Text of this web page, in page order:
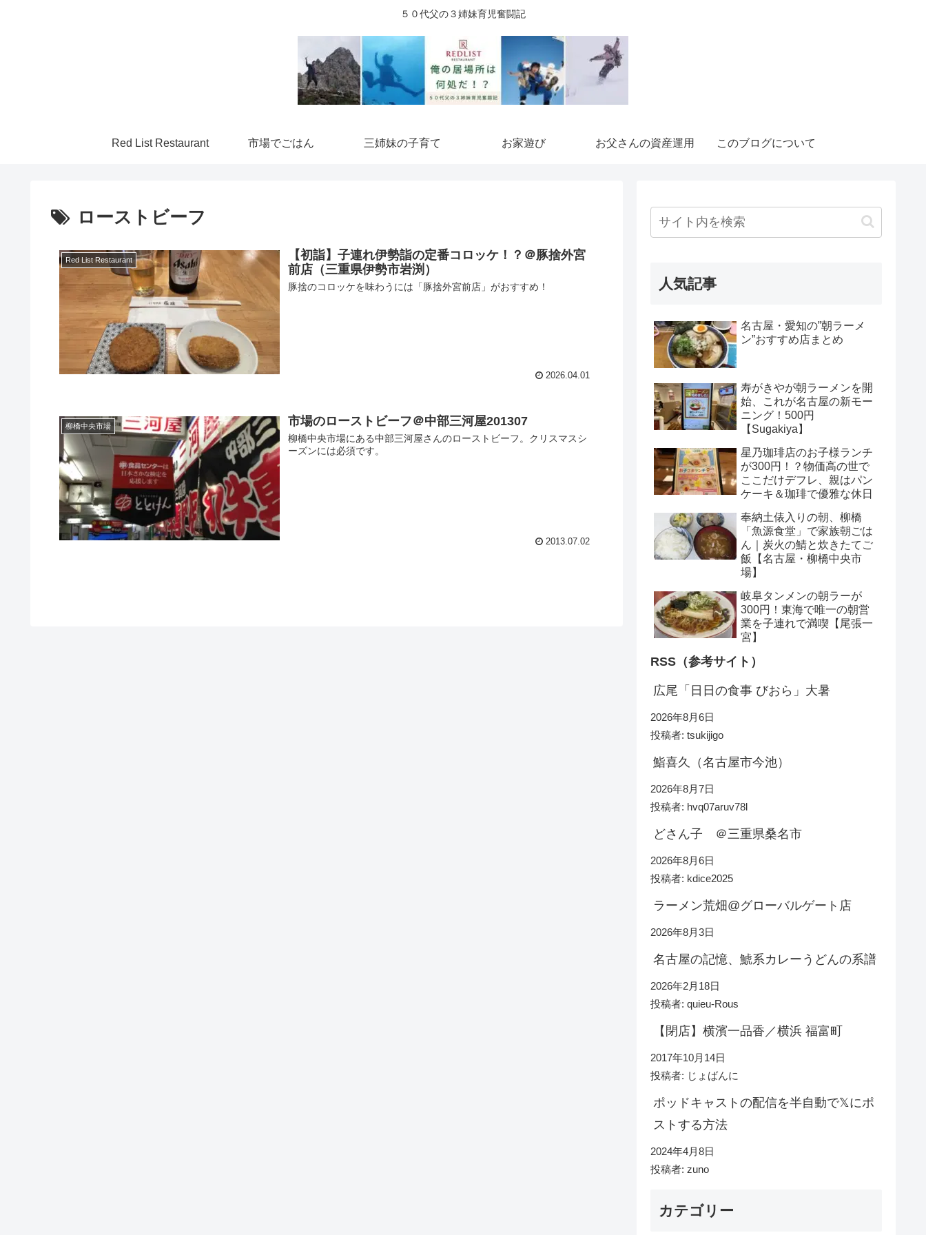
５０代父の３姉妹育児奮闘記
Red List Restaurant 市場でごはん 三姉妹の子育て お家遊び お父さんの資産運用 このブログについて
ローストビーフ
Red List Restaurant
【初詣】子連れ伊勢詣の定番コロッケ！？＠豚捨外宮
前店（三重県伊勢市岩渕）
豚捨のコロッケを味わうには「豚捨外宮前店」がおすすめ！
2026.04.01
柳橋中央市場 市場のローストビーフ＠中部三河屋201307
柳橋中央市場にある中部三河屋さんのローストビーフ。クリスマスシ
ーズンには必須です。
2013.07.02
人気記事
名古屋・愛知の”朝ラーメ
ン”おすすめ店まとめ
寿がきやが朝ラーメンを開
始、これが名古屋の新モー
ニング！500円
【Sugakiya】
星乃珈琲店のお子様ランチ
が300円！？物価高の世で
ここだけデフレ、親はパン
ケーキ＆珈琲で優雅な休日
奉納土俵入りの朝、柳橋
「魚源食堂」で家族朝ごは
ん｜炭火の鯖と炊きたてご
飯【名古屋・柳橋中央市
場】
岐阜タンメンの朝ラーが
300円！東海で唯一の朝営
業を子連れで満喫【尾張一
宮】
RSS（参考サイト）
広尾「日日の食事 びおら」大暑
2026年8月6日
投稿者: tsukijigo
鮨喜久（名古屋市今池）
2026年8月7日
投稿者: hvq07aruv78l
どさん子 ＠三重県桑名市
2026年8月6日
投稿者: kdice2025
ラーメン荒畑@グローバルゲート店
2026年8月3日
名古屋の記憶、鯱系カレーうどんの系譜
2026年2月18日
投稿者: quieu-Rous
【閉店】横濱一品香／横浜 福富町
2017年10月14日
投稿者: じょばんに
ポッドキャストの配信を半自動で𝕏にポ
ストする方法
2024年4月8日
投稿者: zuno
カテゴリー